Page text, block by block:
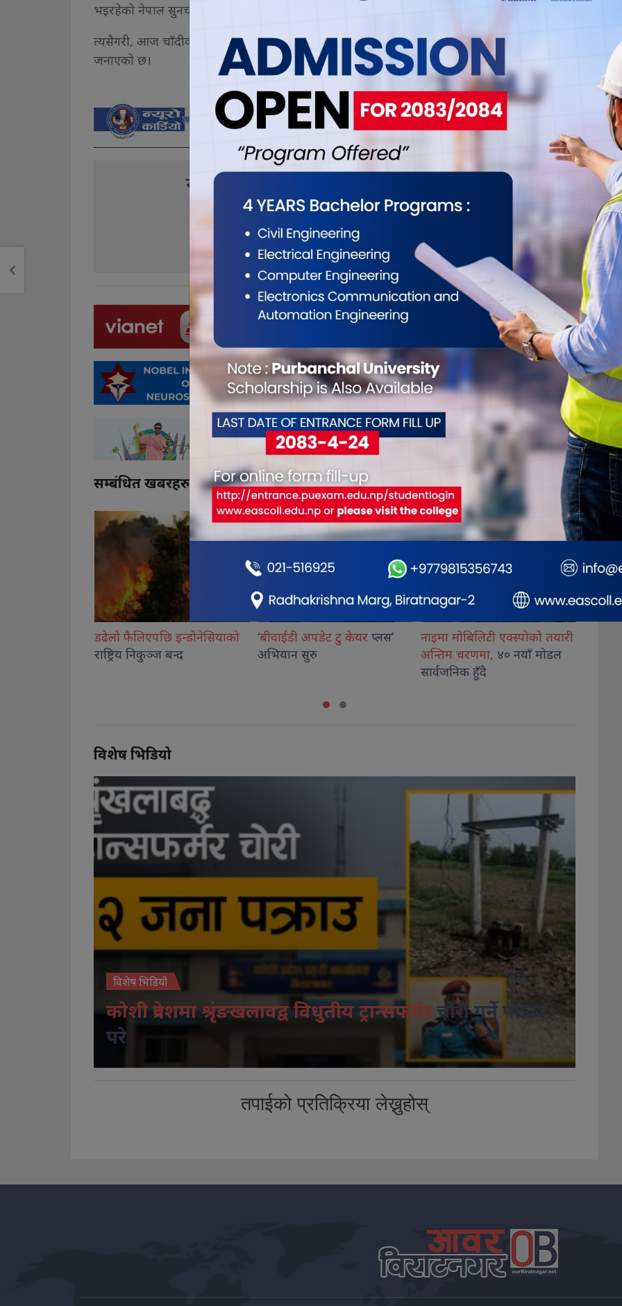
भइरहेको नेपाल सुनचाँदी व्यवसायी महासंघले जनाएको छ।
त्यसैगरी, आज चाँदीको मूल्य ३० रुपैयाँ घटेर प्रतितोला ११ सय ७५ रुपैयाँमा कारोबार भइरहेको महासंघले
जनाएको छ।
यो खबर पढेर तपाईलाई कस्तो महसुस भयो ?
1 0 0 0
सम्बंधित खबरहरु
‘बीवाईडी अपडेट टु केयर प्लस’
अभियान सुरु
नाइमा मोबिलिटी एक्स्पोको तयारी
अन्तिम चरणमा,
समावेशीता नारामा मात्र नभई
राज्यका नीति र स्रोतमा देखिनुपर्छ
: उपराष्ट्रपति यादव
विशेष भिडियो
विशेष भिडियो
कोशी प्रदेशमा श्रृंङखलावद्व विधुतीय ट्रान्सफर्मरचोरी गर्ने पक्राउ
परे
तपाईको प्रतिक्रिया लेख्नुहोस्